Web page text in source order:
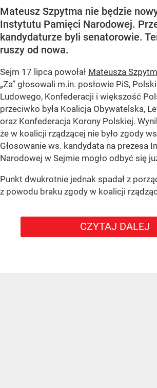
Mateusz Szpytma nie będzie
Instytutu Pamięci Narodowej.
kandydaturze byli senatorowie.
ruszy od nowa.
Sejm 17 lipca powołał Mateusza
„Za” głosowali m.in. posłowie PiS,
Ludowego, Konfederacji i większość
przeciwko była Koalicja Obywatelska,
oraz Konfederacja Korony Polskiej.
że w koalicji rządzącej nie było zgody
Głosowanie ws. kandydata na prezesa
Narodowej w Sejmie mogło odbyć się
Punkt dwukrotnie jednak spadał z
z powodu braku zgody w koalicji
CZYTAJ DALEJ